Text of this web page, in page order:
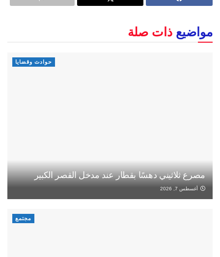
مواضيع ذات صلة
حوادث وقضايا
مصرع ثلاثيني دهسًا بقطار عند مدخل القصر الكبير
أغسطس 7, 2026
مجتمع